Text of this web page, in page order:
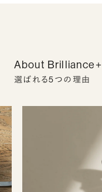
About Brilliance+
選ばれる5つの理由